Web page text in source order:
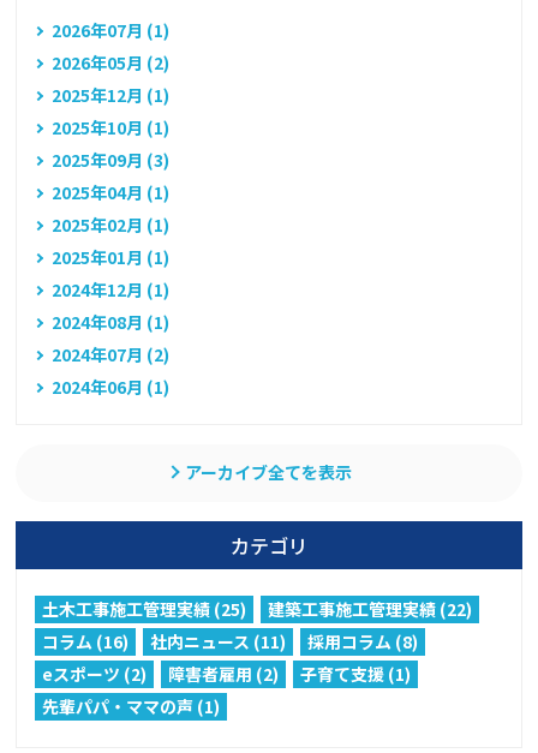
2026年07月 (1)
2026年05月 (2)
2025年12月 (1)
2025年10月 (1)
2025年09月 (3)
2025年04月 (1)
2025年02月 (1)
2025年01月 (1)
2024年12月 (1)
2024年08月 (1)
2024年07月 (2)
2024年06月 (1)
アーカイブ全てを表示
カテゴリ
土木工事施工管理実績 (25)
建築工事施工管理実績 (22)
コラム (16)
社内ニュース (11)
採用コラム (8)
eスポーツ (2)
障害者雇用 (2)
子育て支援 (1)
先輩パパ・ママの声 (1)